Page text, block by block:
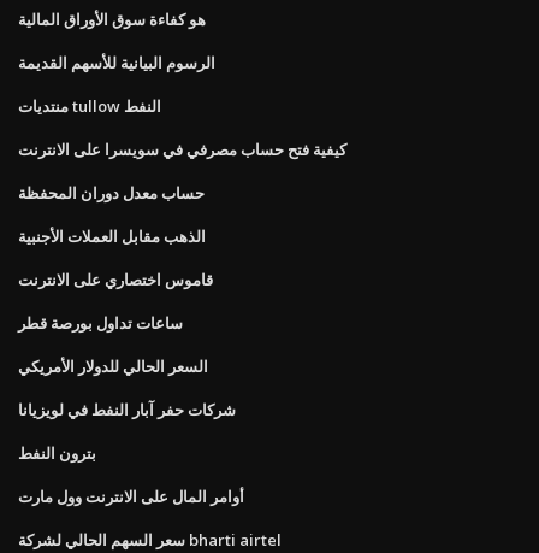
هو كفاءة سوق الأوراق المالية
الرسوم البيانية للأسهم القديمة
منتديات tullow النفط
كيفية فتح حساب مصرفي في سويسرا على الانترنت
حساب معدل دوران المحفظة
الذهب مقابل العملات الأجنبية
قاموس اختصاري على الانترنت
ساعات تداول بورصة قطر
السعر الحالي للدولار الأمريكي
شركات حفر آبار النفط في لويزيانا
بترون النفط
أوامر المال على الانترنت وول مارت
سعر السهم الحالي لشركة bharti airtel